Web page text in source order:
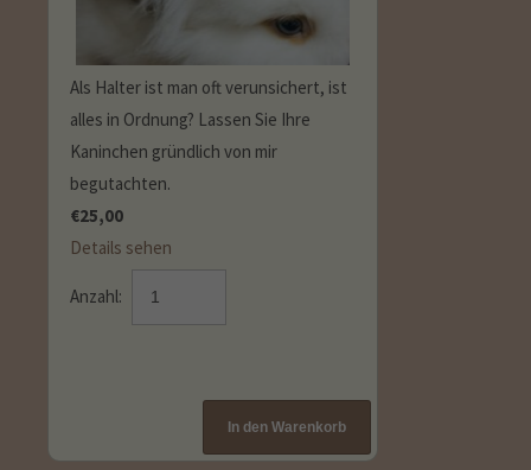
Als Halter ist man oft verunsichert, ist
alles in Ordnung? Lassen Sie Ihre
Kaninchen gründlich von mir
begutachten.
€25,00
Details sehen
Anzahl: